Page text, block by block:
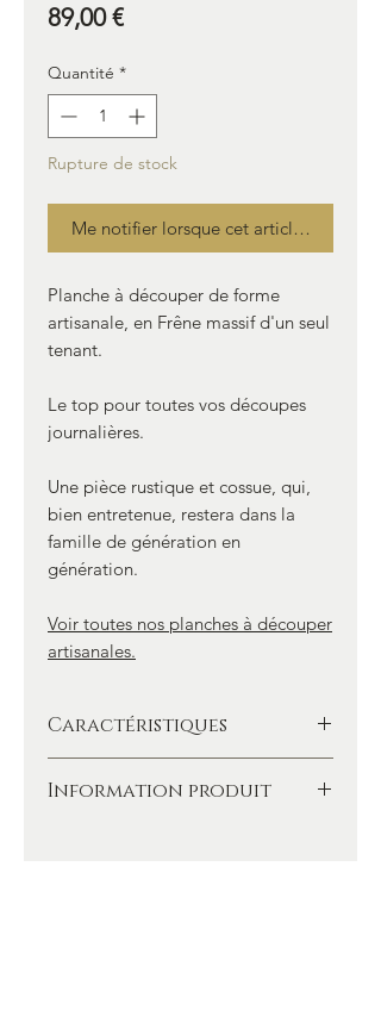
89,00 €Prix
Quantité *
Rupture de stock
Me notifier lorsque cet article est
Planche à découper de forme
artisanale, en Frêne massif d'un seul
tenant.
Le top pour toutes vos découpes
journalières.
Une pièce rustique et cossue, qui,
bien entretenue, restera dans la
famille de génération en
génération.
Voir toutes nos planches à découper
artisanales.
Caractéristiques
tenant (sans collage)
Information produit